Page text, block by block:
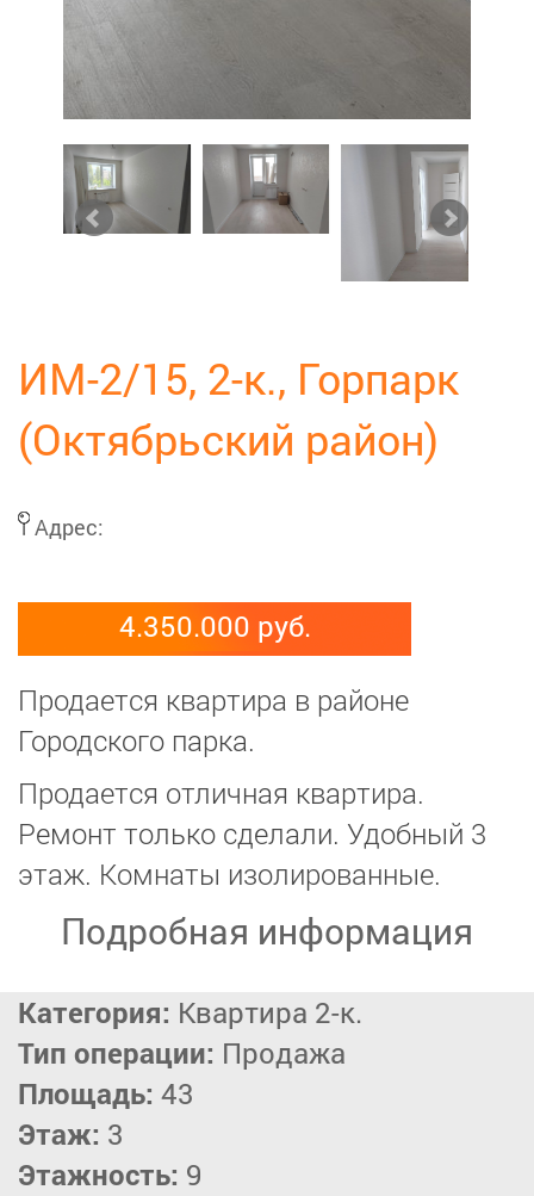
ИМ-2/15, 2-к., Горпарк
(Октябрьский район)
Адрес:
4.350.000 руб.
Продается квартира в районе
Городского парка.
Продается отличная квартира.
Ремонт только сделали. Удобный 3
этаж. Комнаты изолированные.
Подробная информация
Категория: Квартира 2-к.
Тип операции: Продажа
Площадь: 43
Этаж: 3
Этажность: 9